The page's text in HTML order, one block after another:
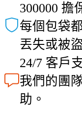
300000 擔
每個包袋
丟失或被
24/7 客戶
我們的團
助。